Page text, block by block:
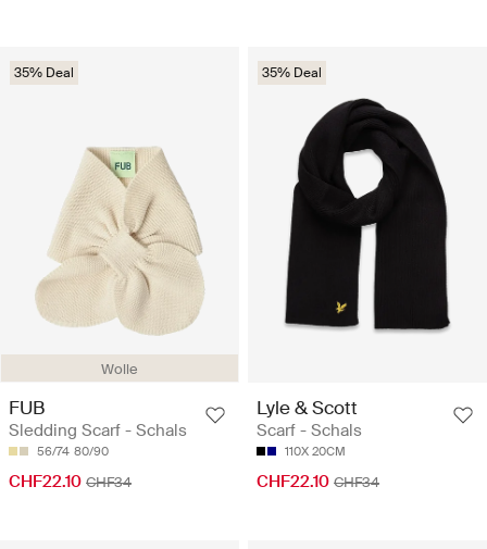
Wolle
35% Deal
FUB
Sledding Scarf - Schals
56/74 80/90
CHF22.10 CHF34
35% Deal
Lyle & Scott
Scarf - Schals
110X 20CM
CHF22.10 CHF34